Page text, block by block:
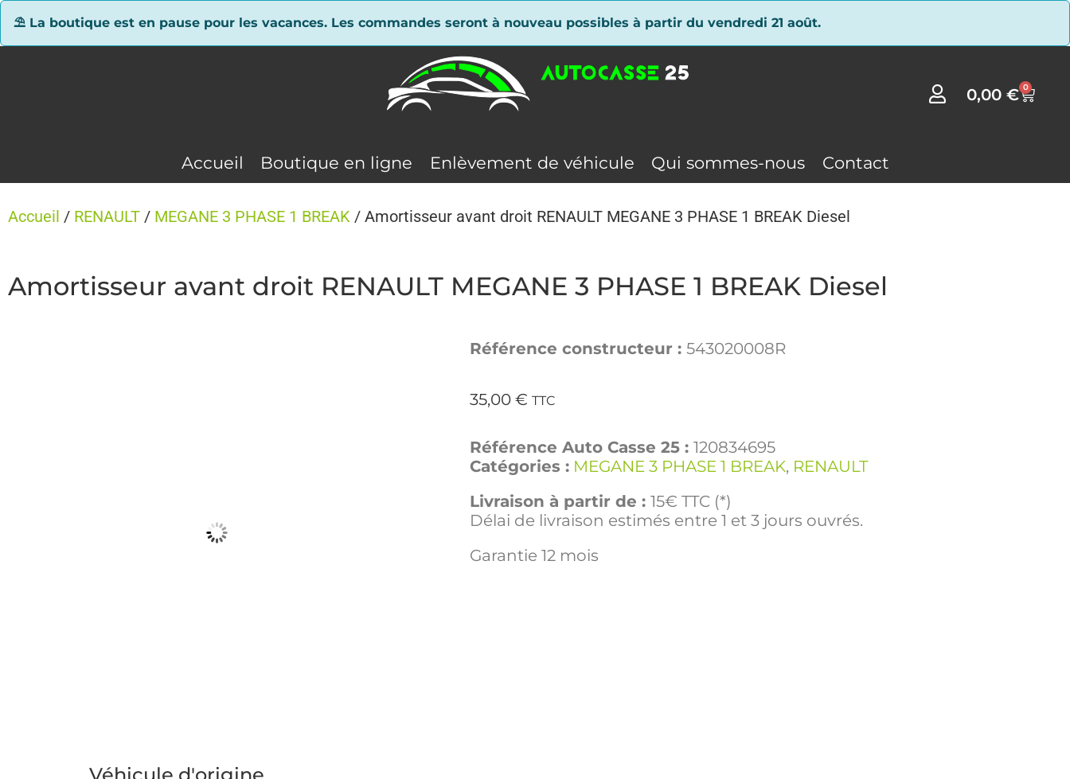
⛱ La boutique est en pause pour les vacances. Les commandes seront à nouveau possibles à partir du vendredi 21 août.
0,00€ 0
Accueil Boutique en ligne Enlèvement de véhicule Qui sommes-nous Contact
Accueil / RENAULT / MEGANE 3 PHASE 1 BREAK / Amortisseur avant droit RENAULT MEGANE 3 PHASE 1 BREAK Diesel
Amortisseur avant droit RENAULT MEGANE 3 PHASE 1 BREAK Diesel
Référence constructeur : 543020008R
35,00 € TTC
Référence Auto Casse 25 : 120834695
Catégories : MEGANE 3 PHASE 1 BREAK, RENAULT
Livraison à partir de : 15€ TTC (*)
Délai de livraison estimés entre 1 et 3 jours ouvrés.
Garantie 12 mois
Panneau de gestion des cookies